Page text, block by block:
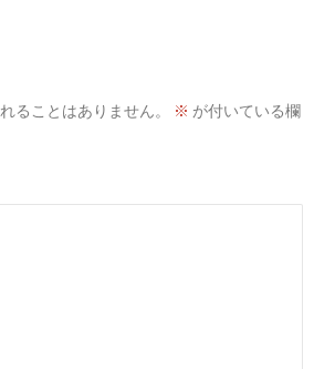
ることはありません。 ※ が付いている欄